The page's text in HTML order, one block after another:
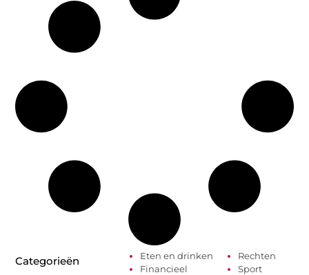
Categorieën
Eten en drinken
Financieel
Rechten
Sport